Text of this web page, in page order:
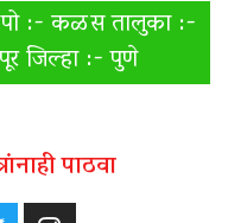
:- कळस तालुका :-
जिल्हा :- पुणे
पाठवा